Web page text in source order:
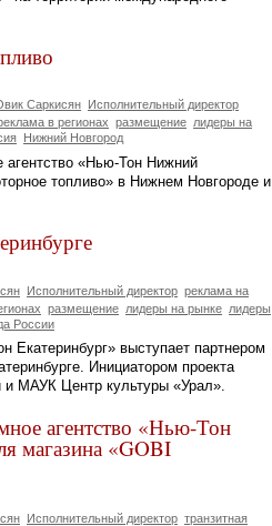
Саркисян Исполнительный директор
в регионах размещение лидеры на
Нижний Новгород
агентство «Нью-Тон Нижний
топливо» в Нижнем Новгороде и
Исполнительный директор реклама на
размещение лидеры на рынке лидеры
России
Екатеринбург» выступает партнером
Инициатором проекта
и МАУК Центр культуры «Урал».
агентство «Нью-Тон
магазина «GOBI
Исполнительный директор транзитная